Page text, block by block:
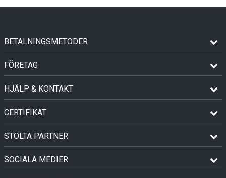
BETALNINGSMETODER
FÖRETAG
HJÄLP & KONTAKT
CERTIFIKAT
STOLTA PARTNER
SOCIALA MEDIER